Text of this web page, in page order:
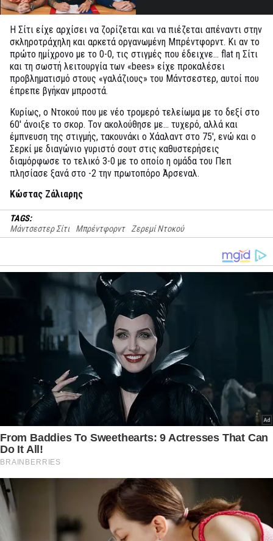
Η Σίτι είχε αρχίσει να ζορίζεται και να πιέζεται απέναντι στην
σκληροτράχηλη και αρκετά οργανωμένη Μπρέντφορντ. Κι αν το
πρώτο ημίχρονο με το 0-0, τις στιγμές που έδειχνε... flat η Σίτι
και τη σωστή λειτουργία των «bees» είχε προκαλέσει
προβληματισμό στους «γαλάζιους» του Μάντσεστερ, αυτοί που
έπρεπε βγήκαν μπροστά.
Κυρίως, ο Ντοκού που με νέο τρομερό τελείωμα με το δεξί στο
60' άνοιξε το σκορ. Τον ακολούθησε με... τυχερό, αλλά και
έμπνευση της στιγμής, τακουνάκι ο Χάαλαντ στο 75', ενώ και ο
Σερκί με διαγώνιο γυριστό σουτ στις καθυστερήσεις
διαμόρφωσε το τελικό 3-0 με το οποίο η ομάδα του Πεπ
πλησίασε ξανά στο -2 την πρωτοπόρο Άρσεναλ.
Κώστας Ζάλιαρης
TAGS:
Μάντσεστερ Σίτι
Μπρέντφορντ Ζερεμί Ντοκού